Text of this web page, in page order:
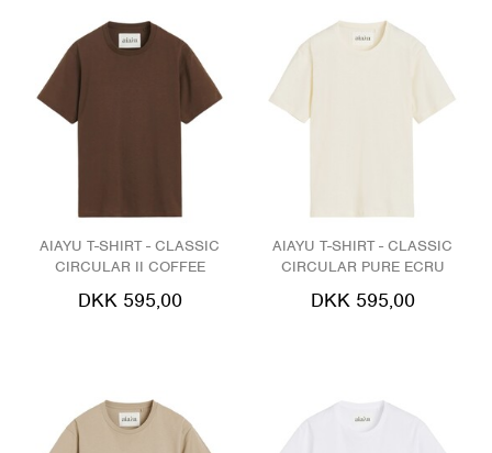
AIAYU T-SHIRT - CLASSIC
CIRCULAR II COFFEE
DKK 595,00
AIAYU T-SHIRT - CLASSIC
CIRCULAR PURE ECRU
DKK 595,00